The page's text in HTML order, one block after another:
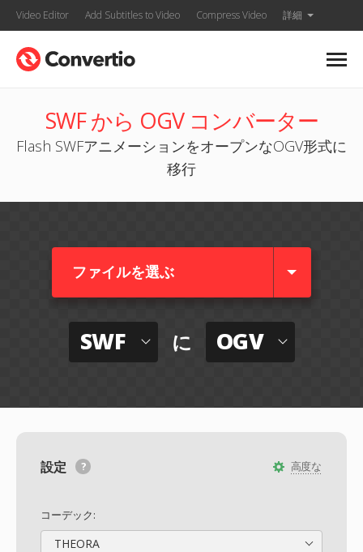
Video Editor Add Subtitles to Video Compress Video 詳細
SWF から OGV コンバーター
Flash SWFアニメーションをオープンなOGV形式に
移行
ファイルを選ぶ
SWF に OGV
高度な
設定
コーデック:
THEORA